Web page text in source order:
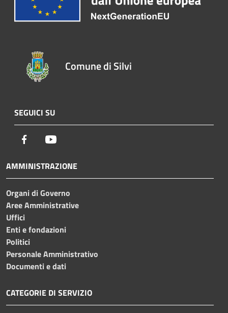
Comune di Silvi
SEGUICI SU
Facebook
AMMINISTRAZIONE
Organi di Governo
Aree Amministrative
Uffici
Enti e fondazioni
Politici
Personale Amministrativo
Documenti e dati
CATEGORIE DI SERVIZIO